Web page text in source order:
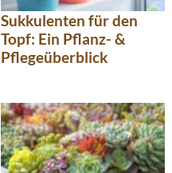
Sukkulenten für den
Topf: Ein Pflanz- &
Pflegeüberblick